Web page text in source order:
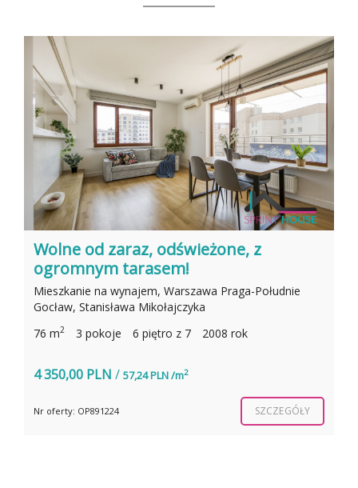
Wolne od zaraz, odświeżone, z
ogromnym tarasem!
Mieszkanie na wynajem, Warszawa Praga-Południe
Gocław, Stanisława Mikołajczyka
76 m2 3 pokoje 6 piętro z 7 2008 rok
4 350,00 PLN / 57,24 PLN /m2
Nr oferty: OP891224 SZCZEGÓŁY